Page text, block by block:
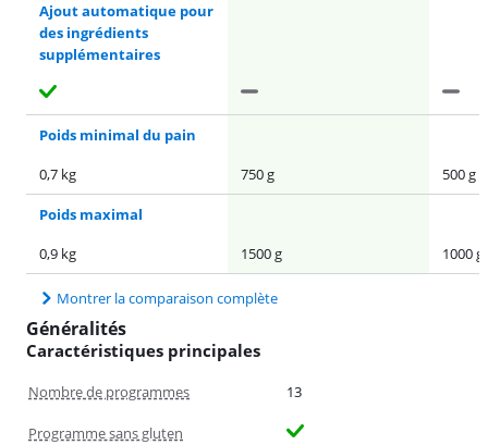
Ajout automatique pour
des ingrédients
supplémentaires
Poids minimal du pain
0,7 kg
750 g 500 g
Poids maximal
0,9 kg
1500 g 1000 g
Montrer la comparaison complète
Généralités
Caractéristiques principales
Nombre de programmes 13
Programme sans gluten